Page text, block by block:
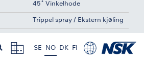
SE NO DK FI
45˚ Vinkelhode
Trippel spray / Ekstern kjøling